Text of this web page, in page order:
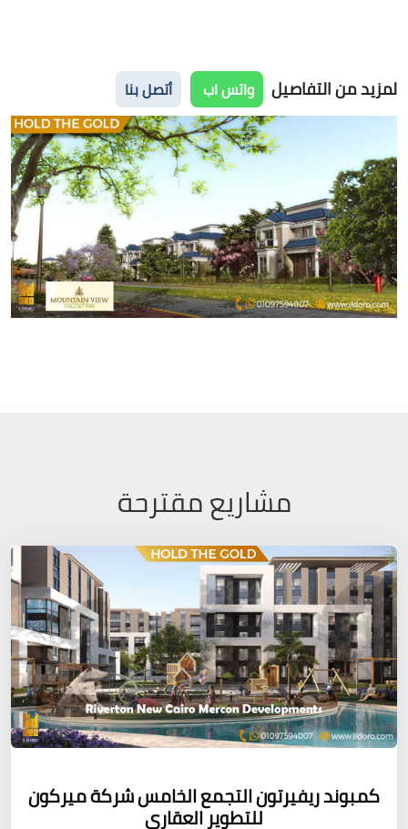
لمزيد من التفاصيل واتس اب أتصل بنا
مشاريع مقترحة
كمبوند ريفيرتون التجمع الخامس شركة ميركون
للتطوير العقارى